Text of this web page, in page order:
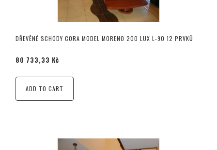
DŘEVĚNÉ SCHODY CORA MODEL MORENO 200 LUX L-90 12 PRVKŮ
80 733,33 Kč
ADD TO CART